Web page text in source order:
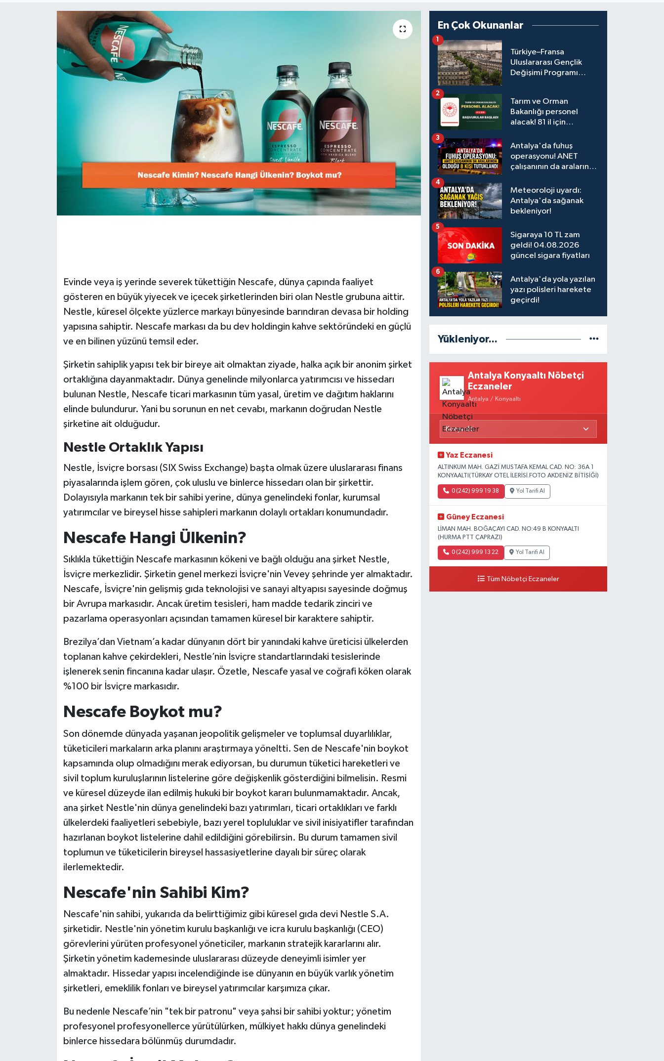
Evinde veya iş yerinde severek tükettiğin Nescafe, dünya çapında faaliyet
gösteren en büyük yiyecek ve içecek şirketlerinden biri olan Nestle grubuna aittir.
Nestle, küresel ölçekte yüzlerce markayı bünyesinde barındıran devasa bir holding
yapısına sahiptir. Nescafe markası da bu dev holdingin kahve sektöründeki en güçlü
ve en bilinen yüzünü temsil eder.
Şirketin sahiplik yapısı tek bir bireye ait olmaktan ziyade, halka açık bir anonim şirket
ortaklığına dayanmaktadır. Dünya genelinde milyonlarca yatırımcısı ve hissedarı
bulunan Nestle, Nescafe ticari markasının tüm yasal, üretim ve dağıtım haklarını
elinde bulundurur. Yani bu sorunun en net cevabı, markanın doğrudan Nestle
şirketine ait olduğudur.
Nestle Ortaklık Yapısı
Nestle, İsviçre borsası (SIX Swiss Exchange) başta olmak üzere uluslararası finans
piyasalarında işlem gören, çok uluslu ve binlerce hissedarı olan bir şirkettir.
Dolayısıyla markanın tek bir sahibi yerine, dünya genelindeki fonlar, kurumsal
yatırımcılar ve bireysel hisse sahipleri markanın dolaylı ortakları konumundadır.
Nescafe Hangi Ülkenin?
Sıklıkla tükettiğin Nescafe markasının kökeni ve bağlı olduğu ana şirket Nestle,
İsviçre merkezlidir. Şirketin genel merkezi İsviçre'nin Vevey şehrinde yer almaktadır.
Nescafe, İsviçre'nin gelişmiş gıda teknolojisi ve sanayi altyapısı sayesinde doğmuş
bir Avrupa markasıdır. Ancak üretim tesisleri, ham madde tedarik zinciri ve
pazarlama operasyonları açısından tamamen küresel bir karaktere sahiptir.
Brezilya’dan Vietnam’a kadar dünyanın dört bir yanındaki kahve üreticisi ülkelerden
toplanan kahve çekirdekleri, Nestle’nin İsviçre standartlarındaki tesislerinde
işlenerek senin fincanına kadar ulaşır. Özetle, Nescafe yasal ve coğrafi köken olarak
%100 bir İsviçre markasıdır.
Nescafe Boykot mu?
Son dönemde dünyada yaşanan jeopolitik gelişmeler ve toplumsal duyarlılıklar,
tüketicileri markaların arka planını araştırmaya yöneltti. Sen de Nescafe'nin boykot
kapsamında olup olmadığını merak ediyorsan, bu durumun tüketici hareketleri ve
sivil toplum kuruluşlarının listelerine göre değişkenlik gösterdiğini bilmelisin. Resmi
ve küresel düzeyde ilan edilmiş hukuki bir boykot kararı bulunmamaktadır. Ancak,
ana şirket Nestle'nin dünya genelindeki bazı yatırımları, ticari ortaklıkları ve farklı
ülkelerdeki faaliyetleri sebebiyle, bazı yerel topluluklar ve sivil inisiyatifler tarafından
hazırlanan boykot listelerine dahil edildiğini görebilirsin. Bu durum tamamen sivil
toplumun ve tüketicilerin bireysel hassasiyetlerine dayalı bir süreç olarak
ilerlemektedir.
Nescafe'nin Sahibi Kim?
Nescafe'nin sahibi, yukarıda da belirttiğimiz gibi küresel gıda devi Nestle S.A.
şirketidir. Nestle'nin yönetim kurulu başkanlığı ve icra kurulu başkanlığı (CEO)
görevlerini yürüten profesyonel yöneticiler, markanın stratejik kararlarını alır.
Şirketin yönetim kademesinde uluslararası düzeyde deneyimli isimler yer
almaktadır. Hissedar yapısı incelendiğinde ise dünyanın en büyük varlık yönetim
şirketleri, emeklilik fonları ve bireysel yatırımcılar karşımıza çıkar.
Bu nedenle Nescafe’nin "tek bir patronu" veya şahsi bir sahibi yoktur; yönetim
profesyonel profesyonellerce yürütülürken, mülkiyet hakkı dünya genelindeki
binlerce hissedara bölünmüş durumdadır.
En Çok Okunanlar
Türkiye–Fransa
Uluslararası Gençlik
Değişimi Programı
1
Tarım ve Orman
Bakanlığı personel
alacak! 81 il için
2
Antalya'da fuhuş
operasyonu! ANET
çalışanının da aralarında
3
Meteoroloji uyardı:
Antalya'da sağanak
bekleniyor!
4
Sigaraya 10 TL zam
geldi! 04.08.2026
güncel sigara fiyatları
5
Antalya'da yola yazılan
yazı polisleri harekete
geçirdi!
6
Yükleniyor...
Antalya Konyaaltı Nöbetçi
Eczaneler
Antalya / Konyaaltı
Yaz Eczanesi
ALTINKUM MAH. GAZİ MUSTAFA KEMAL CAD. NO: 36A 1
KONYAALTI(TÜRKAY OTEL İLERİSİ.FOTO AKDENİZ BİTİŞİĞİ)
0 (242) 999 19 38 Yol Tarifi Al
Güney Eczanesi
LİMAN MAH. BOĞAÇAYI CAD. NO:49 B KONYAALTI
(HURMA PTT ÇAPRAZI)
0 (242) 999 13 22 Yol Tarifi Al
Tüm Nöbetçi Eczaneler
Resmi Reklamlar